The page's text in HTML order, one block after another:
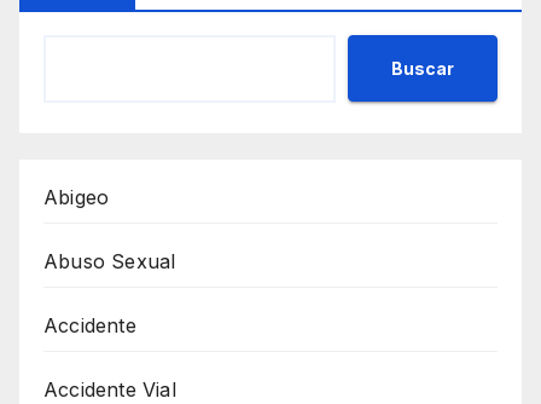
Buscar
Abigeo
Abuso Sexual
Accidente
Accidente Vial